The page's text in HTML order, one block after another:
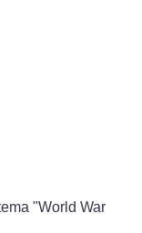
"World War